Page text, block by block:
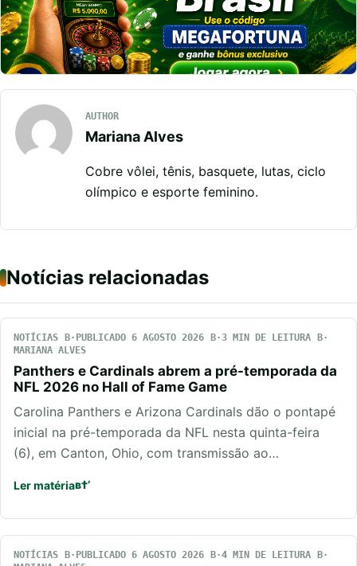
AUTHOR
Mariana Alves
Cobre vôlei, tênis, basquete, lutas, ciclo
olímpico e esporte feminino.
Notícias relacionadas
NOTÍCIAS PUBLICADO 6 AGOSTO 2026
3 MIN DE LEITURA
MARIANA ALVES
Panthers e Cardinals abrem a pré-temporada da
NFL 2026 no Hall of Fame Game
Carolina Panthers e Arizona Cardinals dão o pontapé
inicial na pré-temporada da NFL nesta quinta-feira
(6), em Canton, Ohio, com transmissão ao…
Ler matéria
NOTÍCIAS PUBLICADO 6 AGOSTO 2026
4 MIN DE LEITURA